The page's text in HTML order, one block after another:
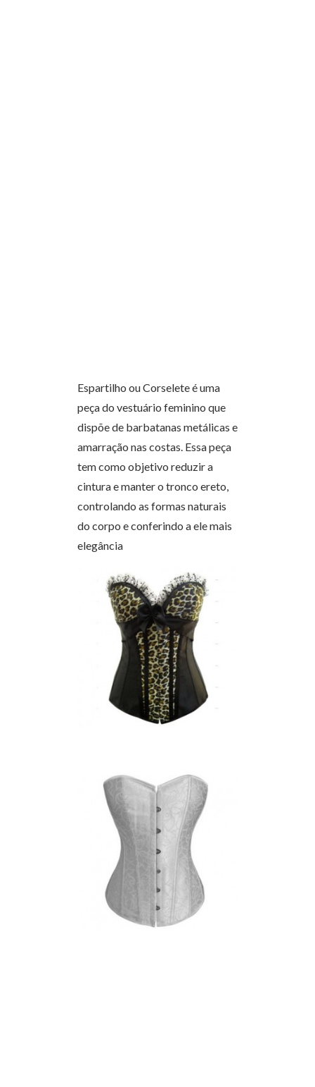
Espartilho ou Corselete é uma
peça do vestuário feminino que
dispõe de barbatanas metálicas e
amarração nas costas. Essa peça
tem como objetivo reduzir a
cintura e manter o tronco ereto,
controlando as formas naturais
do corpo e conferindo a ele mais
elegância